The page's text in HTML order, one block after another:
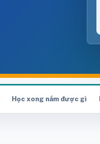
Học xong nắm được gì